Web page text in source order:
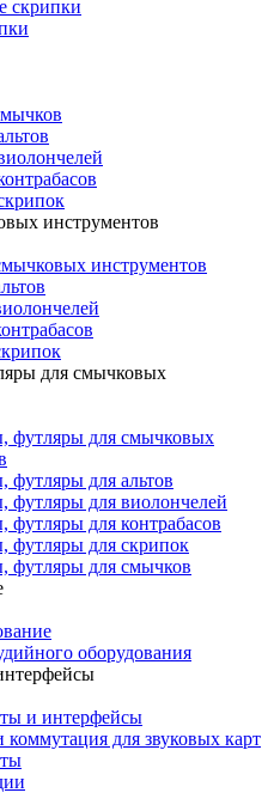
скрипки
инструментов
инструментов
для смычковых
футляры для смычковых
футляры для альтов
футляры для виолончелей
футляры для контрабасов
футляры для скрипок
футляры для смычков
оборудования
и интерфейсы
коммутация для звуковых карт